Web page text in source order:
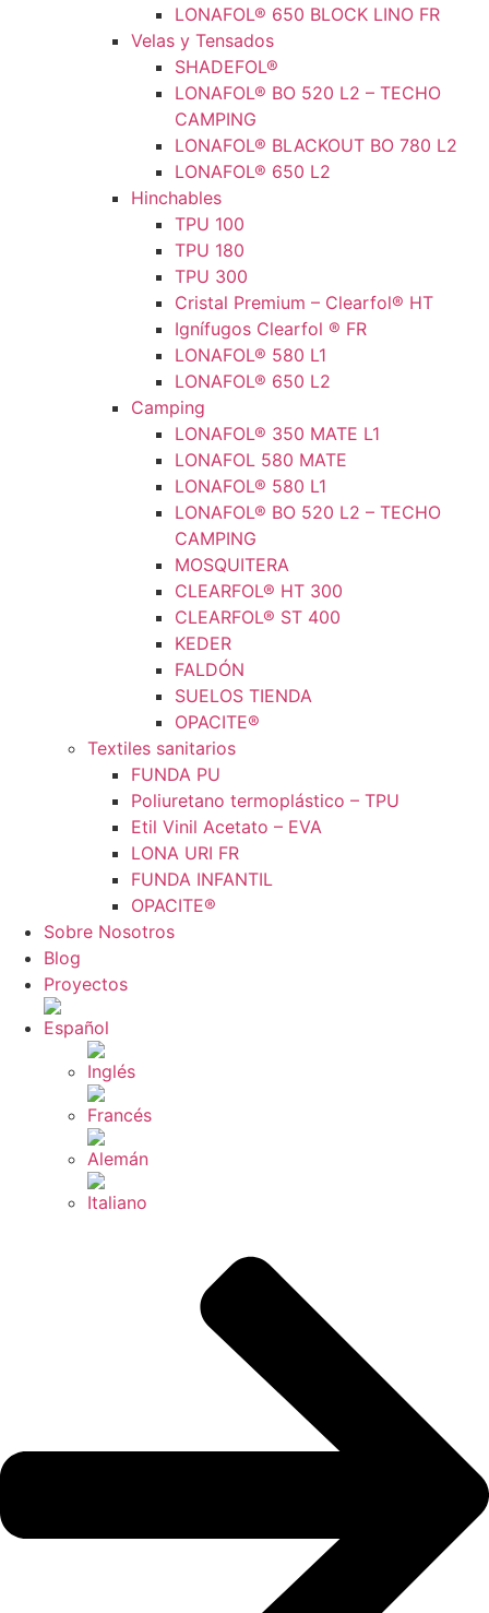
LONAFOL® 650 BLOCK LINO FR
Velas y Tensados
SHADEFOL®
LONAFOL® BO 520 L2 – TECHO
CAMPING
LONAFOL® BLACKOUT BO 780 L2
LONAFOL® 650 L2
Hinchables
TPU 100
TPU 180
TPU 300
Cristal Premium – Clearfol® HT
Ignífugos Clearfol ® FR
LONAFOL® 580 L1
LONAFOL® 650 L2
Camping
LONAFOL® 350 MATE L1
LONAFOL 580 MATE
LONAFOL® 580 L1
LONAFOL® BO 520 L2 – TECHO
CAMPING
MOSQUITERA
CLEARFOL® HT 300
CLEARFOL® ST 400
KEDER
FALDÓN
SUELOS TIENDA
OPACITE®
Textiles sanitarios
FUNDA PU
Poliuretano termoplástico – TPU
Etil Vinil Acetato – EVA
LONA URI FR
FUNDA INFANTIL
OPACITE®
Sobre Nosotros
Blog
Proyectos